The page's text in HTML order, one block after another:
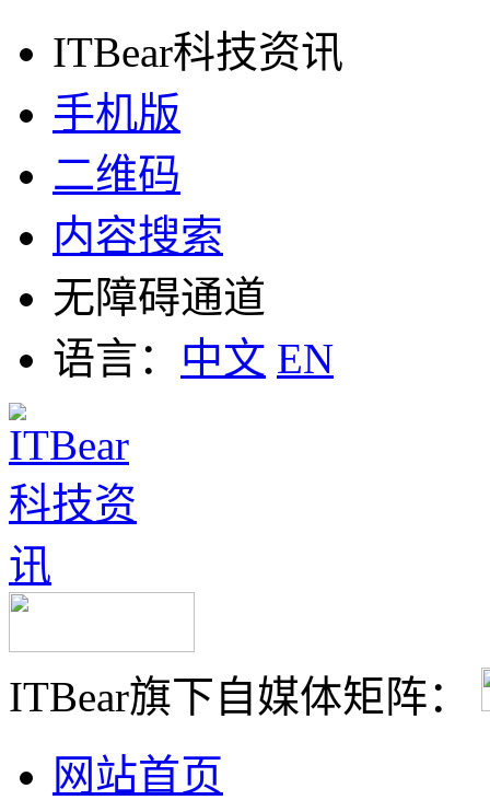
ITBear科技资讯
手机版
二维码
内容搜索
无障碍通道
语言： 中文 EN
ITBear旗下自媒体矩阵：
网站首页